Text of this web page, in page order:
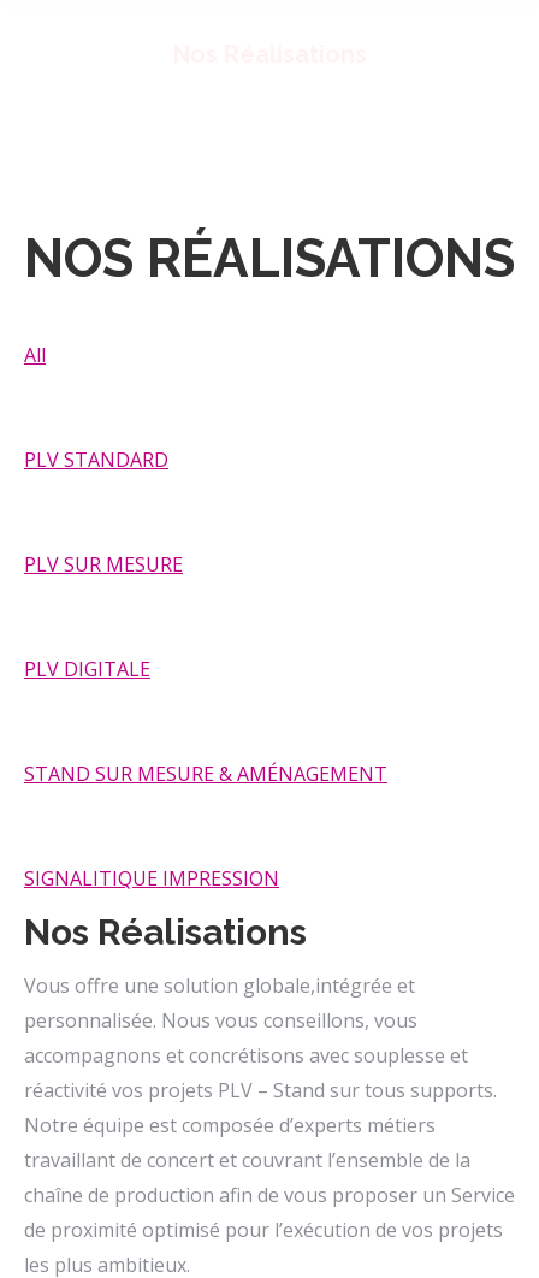
NOS RÉALISATIONS
All
PLV STANDARD
PLV SUR MESURE
PLV DIGITALE
STAND SUR MESURE & AMÉNAGEMENT
SIGNALITIQUE IMPRESSION
Nos Réalisations
Vous offre une solution globale,intégrée et
personnalisée. Nous vous conseillons, vous
accompagnons et concrétisons avec souplesse et
réactivité vos projets PLV – Stand sur tous supports.
Notre équipe est composée d’experts métiers
travaillant de concert et couvrant l’ensemble de la
chaîne de production afin de vous proposer un Service
de proximité optimisé pour l’exécution de vos projets
les plus ambitieux.